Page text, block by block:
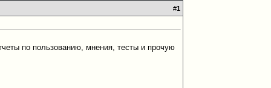
#1
по пользованию, мнения, тесты и прочую